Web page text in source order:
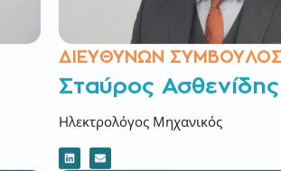
ΔΙΕΥΘΥΝΩΝ ΣΥΜΒΟΥΛΟΣ
Σταύρος Ασθενίδης
Ηλεκτρολόγος Μηχανικός
Βιογραφικό